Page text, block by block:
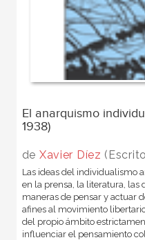
El anarquismo
1938)
de Xavier Díez
Las ideas del individualismo
en la prensa, la literatura, las
maneras de pensar y actuar
afines al movimiento
del propio ámbito
influenciar el pensamiento